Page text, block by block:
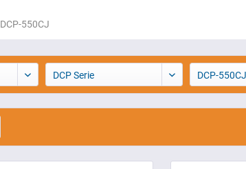
DCP-550CJ
DCP Serie DCP-550CJ